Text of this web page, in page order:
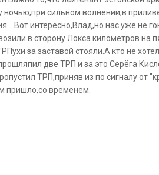
ночью,при сильном волнении,в
интересно,Влад,но нас уже не
в сторону Локса километров на
за заставой стояли.А кто не
две ТРП и за это Серёга
ТРП,приняв из по сигналу от
пришло,со временем.